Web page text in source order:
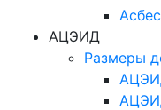
АЦЭИД
Размеры